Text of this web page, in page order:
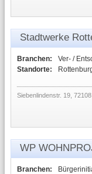
Stadtwerke
Branchen:
Ver- /
Standorte:
Siebenlindenstr. 19,
WP
Branchen: